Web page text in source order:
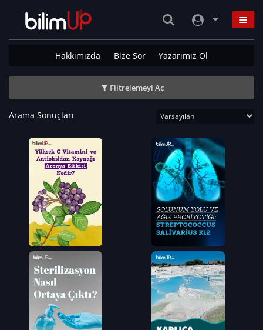
Hakkımızda Bize Sor Yazarımız Ol
Filtrelemeyi Aç
Arama Sonuçları